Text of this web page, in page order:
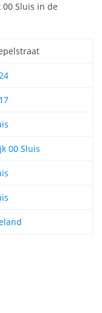
Sluis in de
00 Sluis